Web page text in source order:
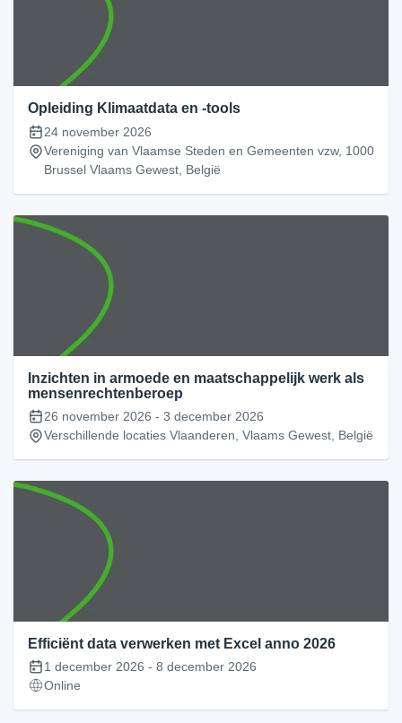
Opleiding Klimaatdata en -tools
24 november 2026
Vereniging van Vlaamse Steden en Gemeenten vzw, 1000
Brussel Vlaams Gewest, België
Inzichten in armoede en maatschappelijk werk als
mensenrechtenberoep
26 november 2026 - 3 december 2026
Verschillende locaties Vlaanderen, Vlaams Gewest, België
Efficiënt data verwerken met Excel anno 2026
1 december 2026 - 8 december 2026
Online